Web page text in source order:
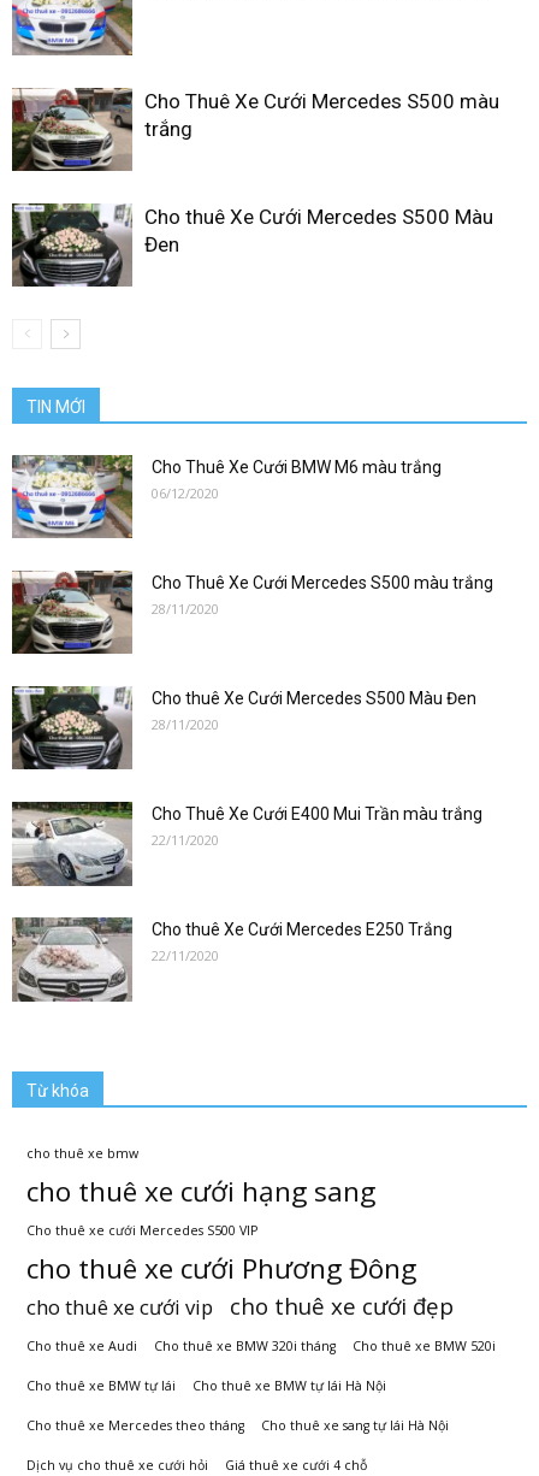
Cho Thuê Xe Cưới Mercedes S500 màu
trắng
Cho thuê Xe Cưới Mercedes S500 Màu
Đen
TIN MỚI
Cho Thuê Xe Cưới BMW M6 màu trắng
06/12/2020
Cho Thuê Xe Cưới Mercedes S500 màu trắng
28/11/2020
Cho thuê Xe Cưới Mercedes S500 Màu Đen
28/11/2020
Cho Thuê Xe Cưới E400 Mui Trần màu trắng
22/11/2020
Cho thuê Xe Cưới Mercedes E250 Trắng
22/11/2020
Từ khóa
cho thuê xe bmw
cho thuê xe cưới hạng sang
Cho thuê xe cưới Mercedes S500 VIP
cho thuê xe cưới Phương Đông
cho thuê xe cưới vip cho thuê xe cưới đẹp
Cho thuê xe Audi Cho thuê xe BMW 320i tháng Cho thuê xe BMW 520i
Cho thuê xe BMW tự lái Cho thuê xe BMW tự lái Hà Nội
Cho thuê xe Mercedes theo tháng Cho thuê xe sang tự lái Hà Nội
Dịch vụ cho thuê xe cưới hỏi Giá thuê xe cưới 4 chỗ